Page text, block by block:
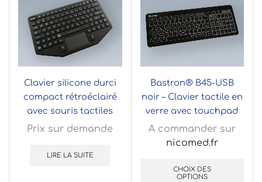
Clavier silicone durci
compact rétroéclairé
avec souris tactiles
pour applications
Prix sur demande
LIRE LA SUITE
Bastron® B45-USB
noir – Clavier tactile en
verre avec touchpad
A commander sur
nicomed.fr
CHOIX DES
OPTIONS